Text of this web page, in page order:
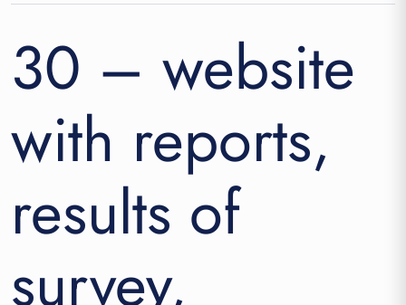
30 – website
with reports,
results of
survey,